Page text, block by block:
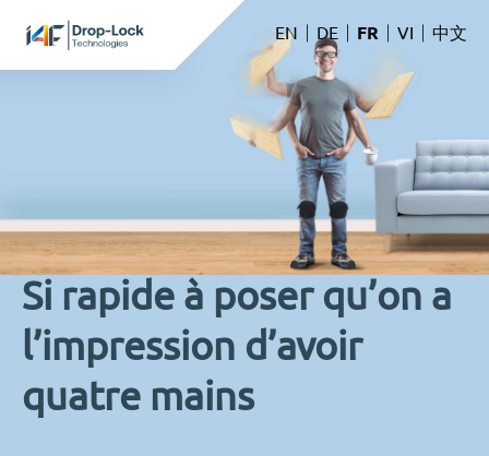
content
EN DE FR VI 中文
Si rapide à poser qu’on a
l’impression d’avoir
quatre mains